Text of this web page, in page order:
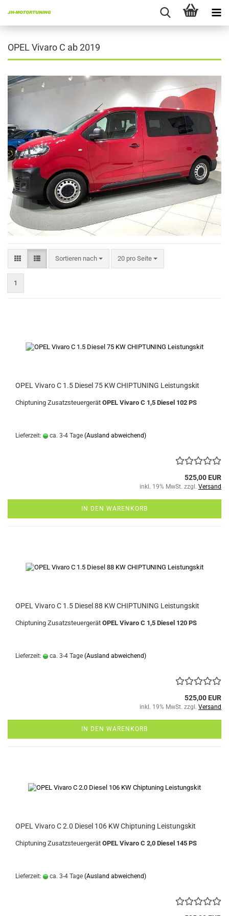
OPEL Vivaro C ab 2019
Sortieren nach
Sortieren nach 20 pro Seite
pro Seite
1
OPEL Vivaro C 1.5 Diesel 75 KW CHIPTUNING Leistungskit
Chiptuning Zusatzsteuergerät OPEL Vivaro C 1,5 Diesel 102 PS
Lieferzeit: ca. 3-4 Tage (Ausland abweichend)
525,00 EUR
inkl. 19% MwSt. zzgl. Versand
IN DEN WARENKORB
OPEL Vivaro C 1.5 Diesel 88 KW CHIPTUNING Leistungskit
Chiptuning Zusatzsteuergerät OPEL Vivaro C 1,5 Diesel 120 PS
Lieferzeit: ca. 3-4 Tage (Ausland abweichend)
525,00 EUR
inkl. 19% MwSt. zzgl. Versand
IN DEN WARENKORB
OPEL Vivaro C 2.0 Diesel 106 KW Chiptuning Leistungskit
Chiptuning Zusatzsteuergerät OPEL Vivaro C 2,0 Diesel 145 PS
Lieferzeit: ca. 3-4 Tage (Ausland abweichend)